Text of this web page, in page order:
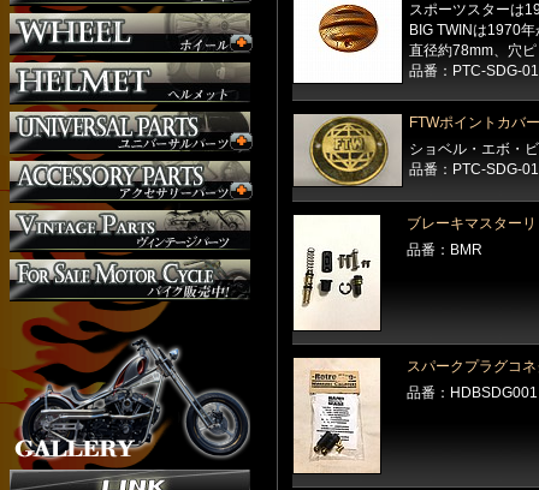
スポーツスターは
BIG TWINは1970
直径約78mm、穴
品番：PTC-SDG-
FTWポイントカバー
ショベル・エボ・
品番：PTC-SDG-
ブレーキマスター
品番：BMR
スパークプラグコ
品番：HDBSDG001
外装パーツ